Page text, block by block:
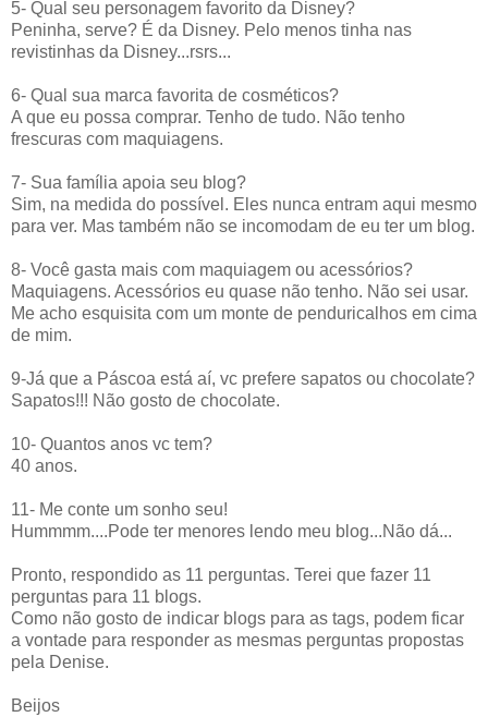
5- Qual seu personagem favorito da Disney?
Peninha, serve? É da Disney. Pelo menos tinha nas
revistinhas da Disney...rsrs...
6- Qual sua marca favorita de cosméticos?
A que eu possa comprar. Tenho de tudo. Não tenho
frescuras com maquiagens.
7- Sua família apoia seu blog?
Sim, na medida do possível. Eles nunca entram aqui mesmo
para ver. Mas também não se incomodam de eu ter um blog.
8- Você gasta mais com maquiagem ou acessórios?
Maquiagens. Acessórios eu quase não tenho. Não sei usar.
Me acho esquisita com um monte de penduricalhos em cima
de mim.
9-Já que a Páscoa está aí, vc prefere sapatos ou chocolate?
Sapatos!!! Não gosto de chocolate.
10- Quantos anos vc tem?
40 anos.
11- Me conte um sonho seu!
Hummmm....Pode ter menores lendo meu blog...Não dá...
Pronto, respondido as 11 perguntas. Terei que fazer 11
perguntas para 11 blogs.
Como não gosto de indicar blogs para as tags, podem ficar
a vontade para responder as mesmas perguntas propostas
pela Denise.
Beijos